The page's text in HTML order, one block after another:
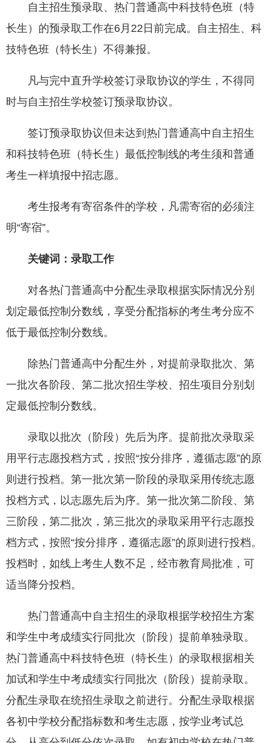
自主招生预录取、热门普通高中科技特色班（特
长生）的预录取工作在6月22日前完成。自主招生、科
技特色班（特长生）不得兼报。
凡与完中直升学校签订录取协议的学生，不得同
时与自主招生学校签订预录取协议。
签订预录取协议但未达到热门普通高中自主招生
和科技特色班（特长生）最低控制线的考生须和普通
考生一样填报中招志愿。
考生报考有寄宿条件的学校，凡需寄宿的必须注
明“寄宿”。
关键词：录取工作
对各热门普通高中分配生录取根据实际情况分别
划定最低控制分数线，享受分配指标的考生考分应不
低于最低控制分数线。
除热门普通高中分配生外，对提前录取批次、第
一批次各阶段、第二批次招生学校、招生项目分别划
定最低控制分数线。
录取以批次（阶段）先后为序。提前批次录取采
用平行志愿投档方式，按照“按分排序，遵循志愿”的原
则进行投档。第一批次第一阶段的录取采用传统志愿
投档方式，以志愿先后为序。第一批次第二阶段、第
三阶段，第二批次，第三批次的录取采用平行志愿投
档方式，按照“按分排序，遵循志愿”的原则进行投档。
投档时，如线上考生人数不足，经市教育局批准，可
适当降分投档。
热门普通高中自主招生的录取根据学校招生方案
和学生中考成绩实行同批次（阶段）提前单独录取。
热门普通高中科技特色班（特长生）的录取根据相关
加试和学生中考成绩实行同批次（阶段）提前录取。
分配生录取在统招生录取之前进行。分配生录取根据
各初中学校分配指标数和考生志愿，按学业考试总